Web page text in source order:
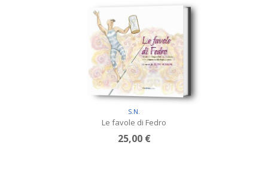
S.N.
Le favole di Fedro
25,00 €